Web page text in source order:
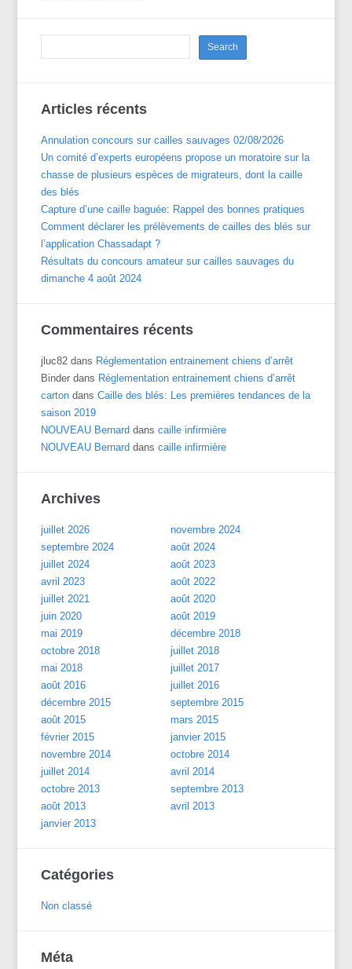
Articles récents
Annulation concours sur cailles sauvages 02/08/2026
Un comité d’experts européens propose un moratoire sur la
chasse de plusieurs espèces de migrateurs, dont la caille
des blés
Capture d’une caille baguée: Rappel des bonnes pratiques
Comment déclarer les prélèvements de cailles des blés sur
l’application Chassadapt ?
Résultats du concours amateur sur cailles sauvages du
dimanche 4 août 2024
Commentaires récents
jluc82 dans Réglementation entrainement chiens d’arrêt
Binder dans Réglementation entrainement chiens d’arrêt
carton dansCaille des blés: Les premières tendances de la
saison 2019
NOUVEAU Bernard danscaille infirmière
NOUVEAU Bernard danscaille infirmière
Archives
juillet 2026
novembre 2024
septembre 2024
août 2024
juillet 2024
août 2023
avril 2023
août 2022
juillet 2021
août 2020
juin 2020
août 2019
mai 2019
décembre 2018
octobre 2018
juillet 2018
mai 2018
juillet 2017
août 2016
juillet 2016
décembre 2015
septembre 2015
août 2015
mars 2015
février 2015
janvier 2015
novembre 2014
octobre 2014
juillet 2014
avril 2014
octobre 2013
septembre 2013
août 2013
avril 2013
janvier 2013
Catégories
Non classé
Méta